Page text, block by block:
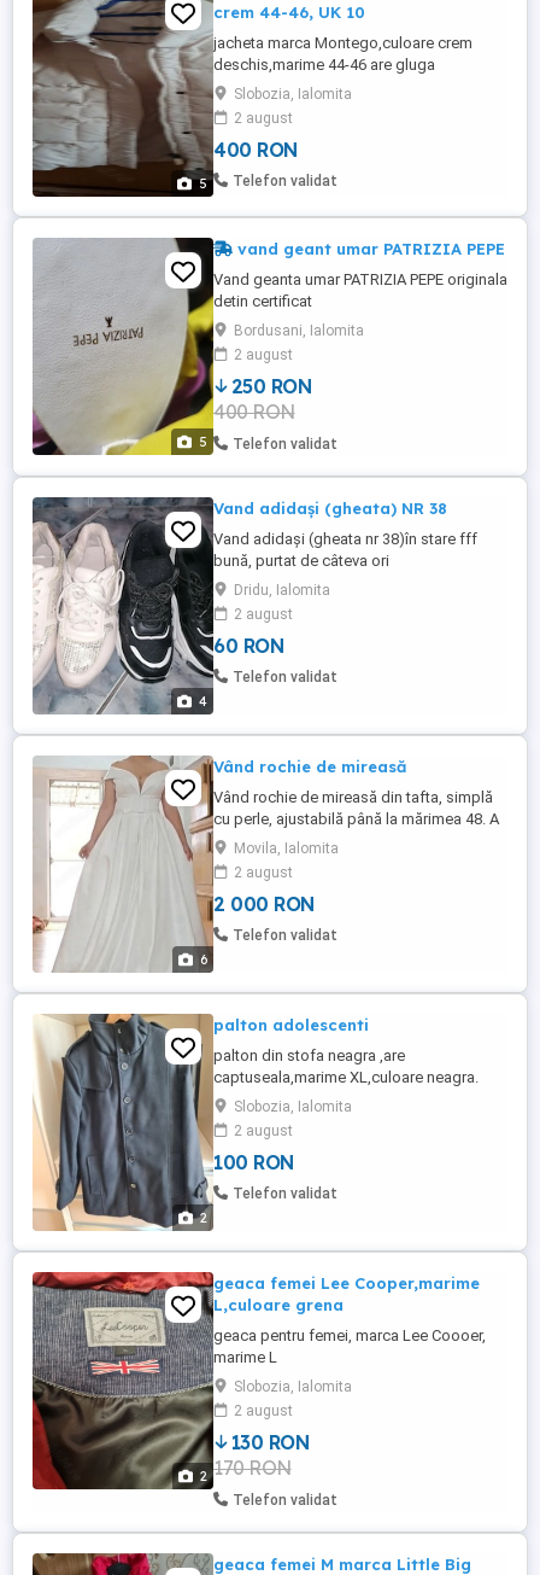
5
crem 44-46, UK 10
jacheta marca Montego,culoare crem
deschis,marime 44-46 are gluga
detasabila. se incheie cu fermoar si
capse. are buzunare cu fermoar. culoare
calda,placuta.
Slobozia, Ialomita
2 august
400 RON
Telefon validat
5
vand geant umar PATRIZIA PEPE
Vand geanta umar PATRIZIA PEPE originala
detin certificat
Bordusani, Ialomita
2 august
250 RON
400 RON
Telefon validat
4
Vand adidași (gheata) NR 38
Vand adidași (gheata nr 38)în stare fff
bună, purtat de câteva ori
Dridu, Ialomita
2 august
60 RON
Telefon validat
6
Vând rochie de mireasă
Vând rochie de mireasă din tafta, simplă
cu perle, ajustabilă până la mărimea 48. A
fost purtată o singură dată în ziua nunții,
apoi a fost dusă lă curățătorie. Am
achiziționat-o cu 3000 lei.
Movila, Ialomita
2 august
2 000 RON
Telefon validat
2
palton adolescenti
palton din stofa neagra ,are
captuseala,marime XL,culoare neagra.
Slobozia, Ialomita
2 august
100 RON
Telefon validat
2
geaca femei Lee Cooper,marime
L,culoare grena
geaca pentru femei, marca Lee Coooer,
marime L
Slobozia, Ialomita
2 august
130 RON
170 RON
Telefon validat
geaca femei M marca Little Big